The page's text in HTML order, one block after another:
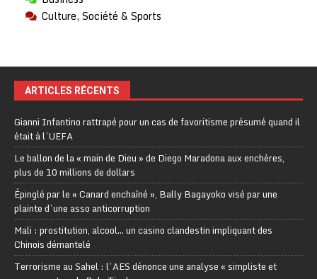
Culture, Société & Sports
ARTICLES RÉCENTS
Gianni Infantino rattrapé pour un cas de favoritisme présumé quand il
était à l’UEFA
Le ballon de la « main de Dieu » de Diego Maradona aux enchères,
plus de 10 millions de dollars
Épinglé par le « Canard enchaîné », Bally Bagayoko visé par une
plainte d’une asso anticorruption
Mali : prostitution, alcool… un casino clandestin impliquant des
Chinois démantelé
Terrorisme au Sahel : l’AES dénonce une analyse « simpliste et